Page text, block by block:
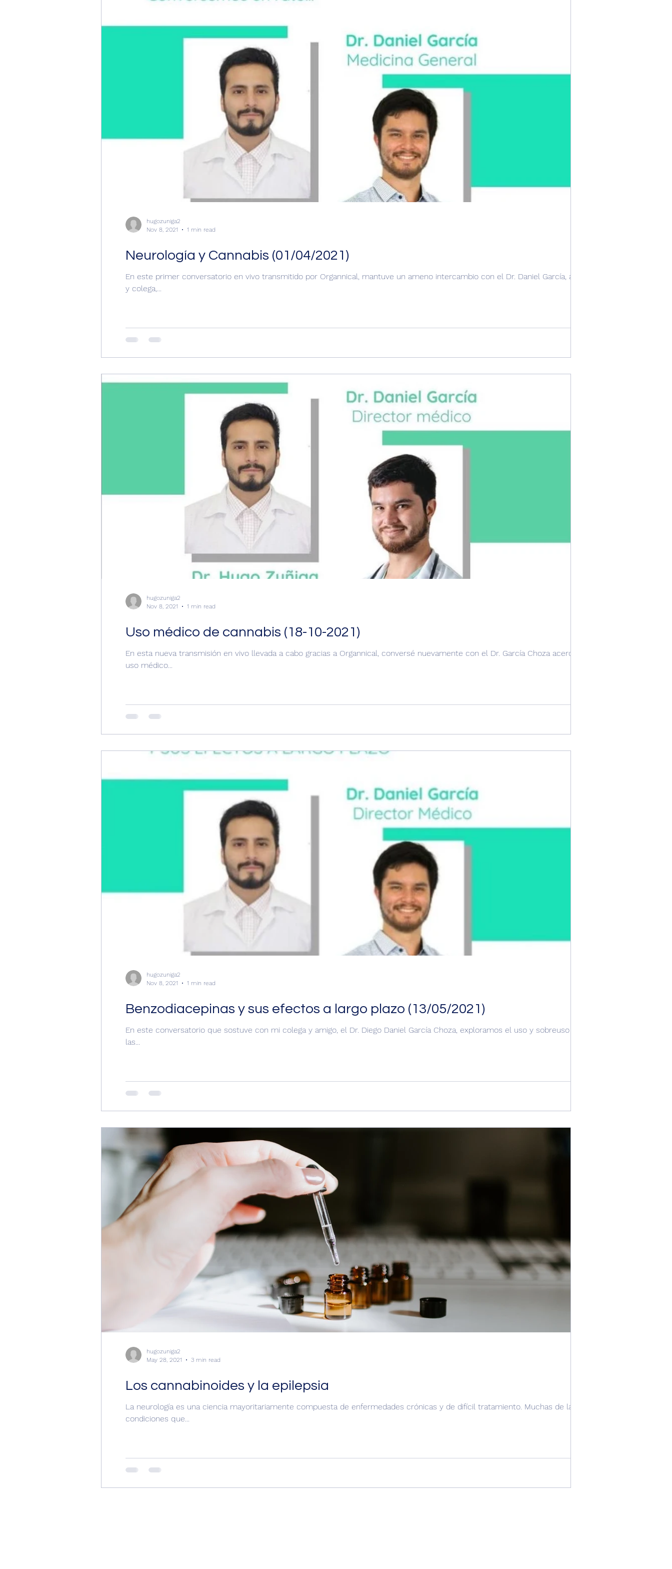
Neurología y Cannabis (01/04/2021)
En este primer conversatorio en vivo transmitido por Organnical, mantuve un ameno intercambio con el Dr. Daniel García, amigo
y colega,...
hugozuniga2
Nov 8, 2021
1 min read
Uso médico de cannabis (18-10-2021)
En esta nueva transmisión en vivo llevada a cabo gracias a Organnical, conversé nuevamente con el Dr. García Choza acerca del
uso médico...
hugozuniga2
Nov 8, 2021
1 min read
Benzodiacepinas y sus efectos a largo plazo (13/05/2021)
En este conversatorio que sostuve con mi colega y amigo, el Dr. Diego Daniel García Choza, exploramos el uso y sobreuso de
las...
hugozuniga2
Nov 8, 2021
1 min read
Los cannabinoides y la epilepsia
La neurología es una ciencia mayoritariamente compuesta de enfermedades crónicas y de difícil tratamiento. Muchas de las
condiciones que...
hugozuniga2
May 28, 2021
3 min read